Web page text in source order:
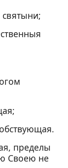
святыни;
Своею не